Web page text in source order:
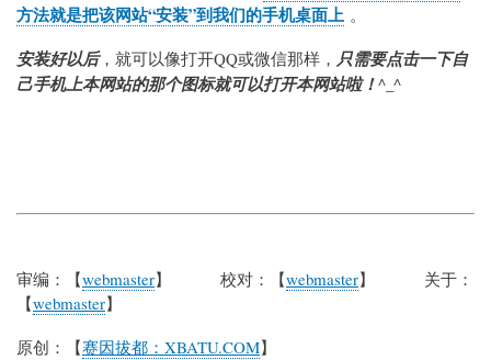
方法就是把该网站“安装”到我们的手机桌面上 。
安装好以后，就可以像打开QQ或微信那样， 只需要点击一下自
己手机上本网站的那个图标就可以打开本网站啦！^_^
审编：【webmaster】 校对：【webmaster】 关于：
【webmaster】
原创：【赛因拔都：XBATU.COM】